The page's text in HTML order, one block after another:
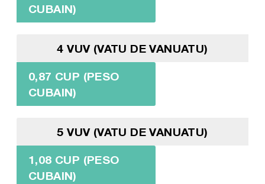
CUBAIN)
4 VUV (VATU DE VANUATU)
0,87 CUP (PESO
CUBAIN)
5 VUV (VATU DE VANUATU)
1,08 CUP (PESO
CUBAIN)